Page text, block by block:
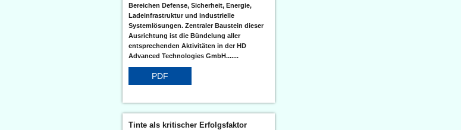
Bereichen Defense, Sicherheit, Energie,
Ladeinfrastruktur und industrielle
Systemlösungen. Zentraler Baustein dieser
Ausrichtung ist die Bündelung aller
entsprechenden Aktivitäten in der HD
Advanced Technologies GmbH.......
PDF
Tinte als kritischer Erfolgsfaktor